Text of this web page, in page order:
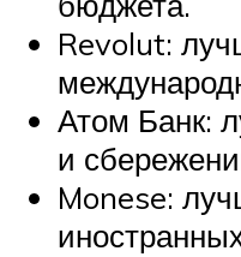
Revolut:
Атом Банк:
и
Monese: